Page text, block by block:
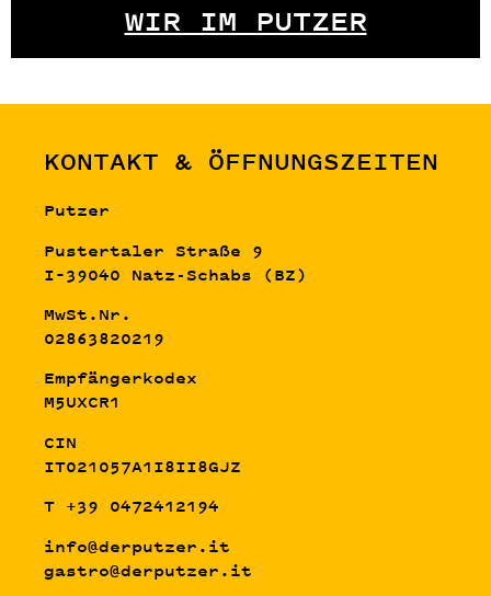
WIR IM PUTZER
KONTAKT & ÖFFNUNGSZEITEN
Putzer
Pustertaler Straße 9
I–39040 Natz-Schabs (BZ)
MwSt.Nr.
02863820219
Empfängerkodex
M5UXCR1
CIN
IT021057A1I8II8GJZ
T +39 0472412194
info@derputzer.it
gastro@derputzer.it